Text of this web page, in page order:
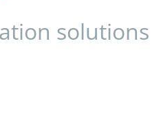
solutions